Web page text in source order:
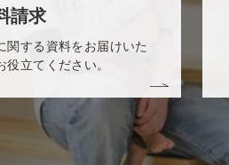
請求
する資料をお届けいた
立てください。